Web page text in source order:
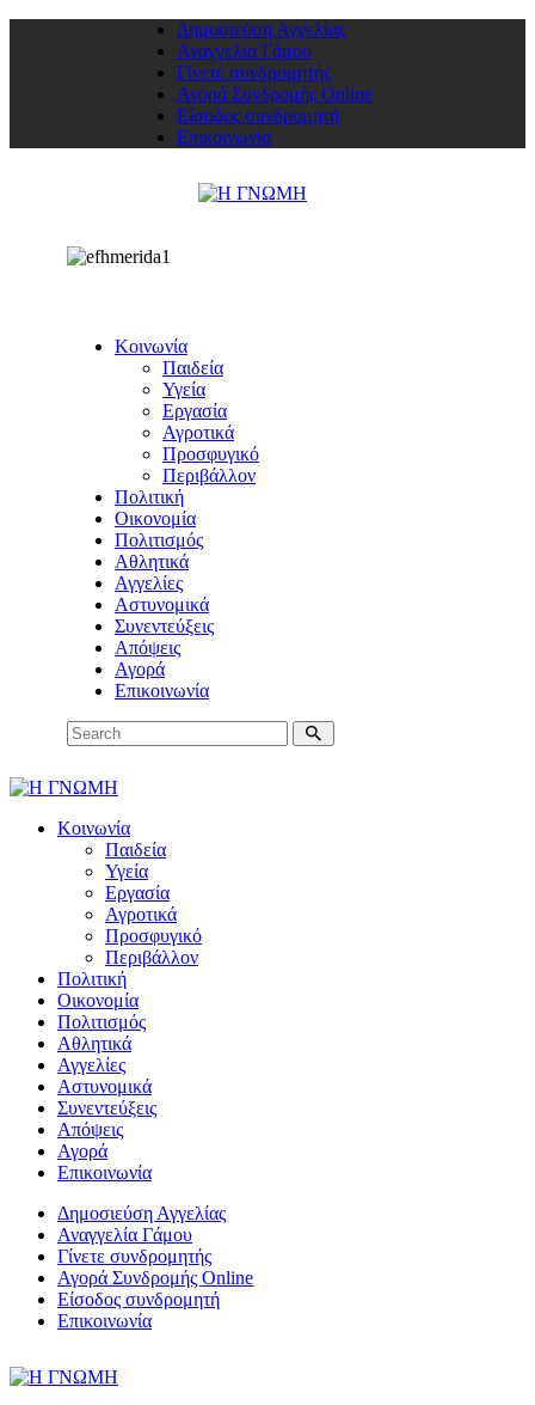
Δημοσιεύση Αγγελίας
Αναγγελία Γάμου
Γίνετε συνδρομητής
Αγορά Συνδρομής Online
Είσοδος συνδρομητή
Επικοινωνία
Κοινωνία
Παιδεία
Υγεία
Εργασία
Αγροτικά
Προσφυγικό
Περιβάλλον
Πολιτική
Οικονομία
Πολιτισμός
Αθλητικά
Αγγελίες
Αστυνομικά
Συνεντεύξεις
Απόψεις
Αγορά
Επικοινωνία
Κοινωνία
Παιδεία
Υγεία
Εργασία
Αγροτικά
Προσφυγικό
Περιβάλλον
Πολιτική
Οικονομία
Πολιτισμός
Αθλητικά
Αγγελίες
Αστυνομικά
Συνεντεύξεις
Απόψεις
Αγορά
Επικοινωνία
Δημοσιεύση Αγγελίας
Αναγγελία Γάμου
Γίνετε συνδρομητής
Αγορά Συνδρομής Online
Είσοδος συνδρομητή
Επικοινωνία